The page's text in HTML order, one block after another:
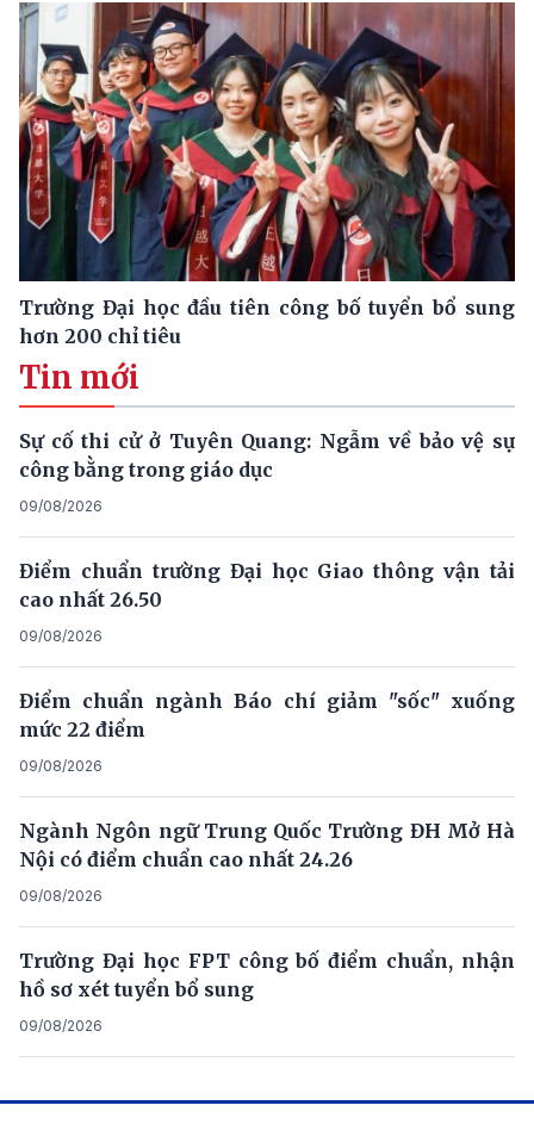
Trường Đại học đầu tiên công bố tuyển bổ sung
hơn 200 chỉ tiêu
Tin mới
Sự cố thi cử ở Tuyên Quang: Ngẫm về bảo vệ sự
công bằng trong giáo dục
09/08/2026
Điểm chuẩn trường Đại học Giao thông vận tải
cao nhất 26.50
09/08/2026
Điểm chuẩn ngành Báo chí giảm "sốc" xuống
mức 22 điểm
09/08/2026
Ngành Ngôn ngữ Trung Quốc Trường ĐH Mở Hà
Nội có điểm chuẩn cao nhất 24.26
09/08/2026
Trường Đại học FPT công bố điểm chuẩn, nhận
hồ sơ xét tuyển bổ sung
09/08/2026